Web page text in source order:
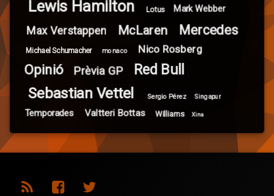
Lewis Hamilton Lotus Mark Webber
Max Verstappen McLaren Mercedes
Michael Schumacher monaco Nico Rosberg
Opinió Prèvia GP Red Bull
Sebastian Vettel Sergio Pérez Singapur
Temporades Valtteri Bottas Williams Xina
RSS Facebook
Twitter